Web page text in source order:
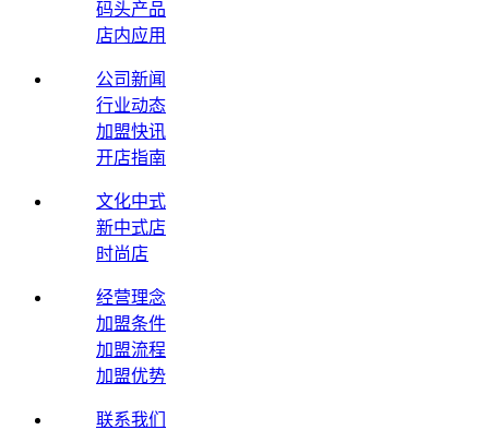
码头产品
店内应用
公司新闻
行业动态
加盟快讯
开店指南
文化中式
新中式店
时尚店
经营理念
加盟条件
加盟流程
加盟优势
联系我们